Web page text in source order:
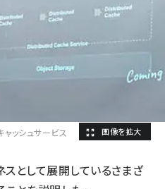
ッシュサービス
として展開しているさまざ